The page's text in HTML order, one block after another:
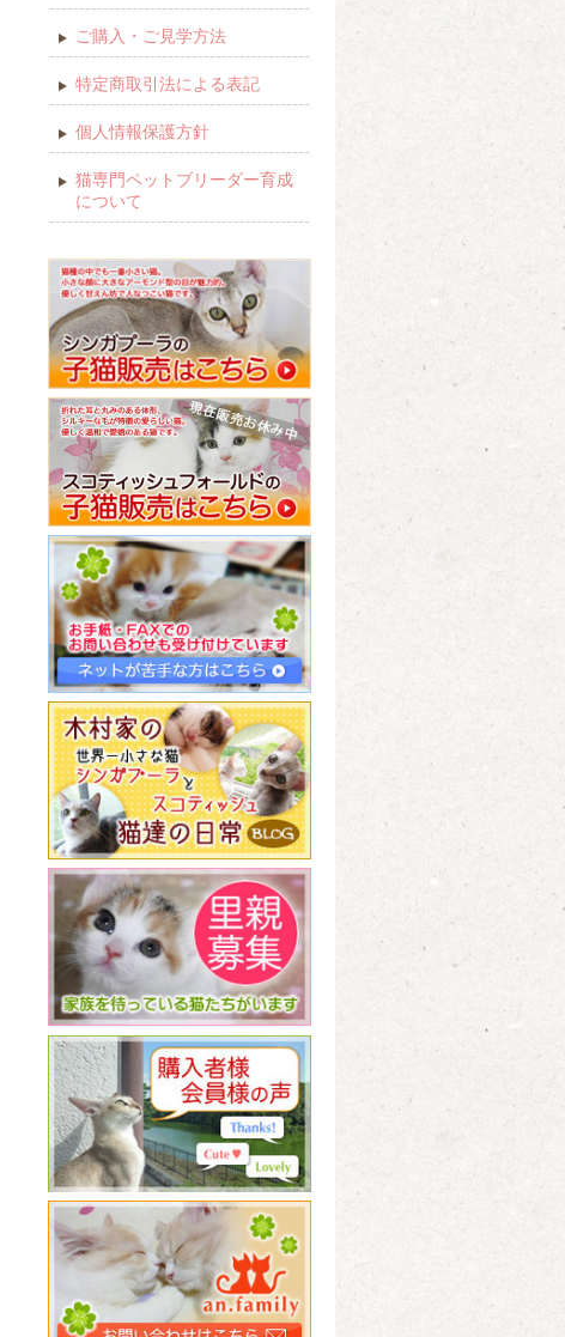
ご購入・ご見学方法
特定商取引法による表記
個人情報保護方針
猫専門ペットブリーダー育成
について